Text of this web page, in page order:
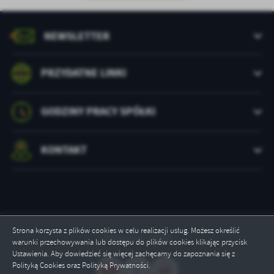
Strona korzysta z plików cookies w celu realizacji usług. Możesz określić
warunki przechowywania lub dostępu do plików cookies klikając przycisk
Ustawienia. Aby dowiedzieć się więcej zachęcamy do zapoznania się z
Polityką Cookies oraz Polityką Prywatności.
społecznościowych.
PRZYDATNE LINKI
NEWSLETTER
GODZINY PRACY SPÓŁKI
KONTAKT
Odwiedzin: 68821